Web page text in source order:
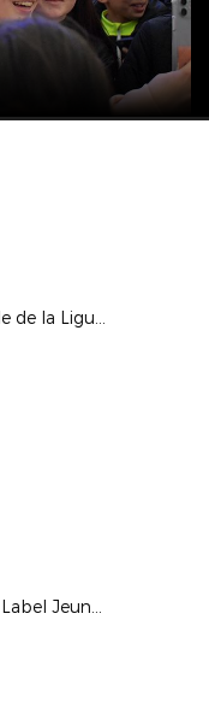
Assemblée Générale de la Ligue - Octobre 2017
Journée Régionale Label Jeunes